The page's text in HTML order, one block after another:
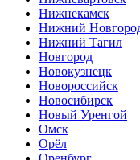
Нижнекамск
Нижний
Нижний Тагил
Новгород
Новокузнецк
Новороссийск
Новосибирск
Новый Уренгой
Омск
Орёл